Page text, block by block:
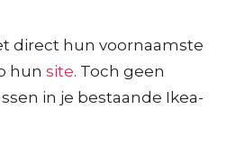
direct hun voornaamste
hun site. Toch geen
in je bestaande Ikea-